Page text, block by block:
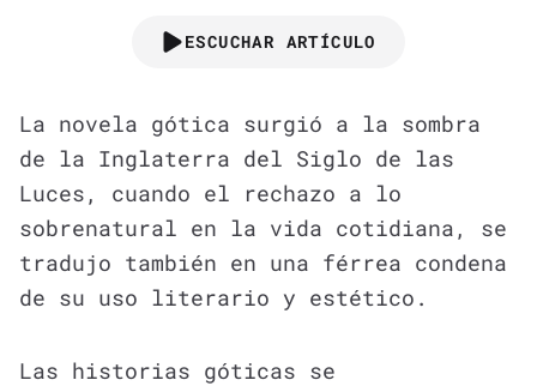
ESCUCHAR ARTÍCULO
La novela gótica surgió a la sombra
de la Inglaterra del Siglo de las
Luces, cuando el rechazo a lo
sobrenatural en la vida cotidiana, se
tradujo también en una férrea condena
de su uso literario y estético.
Las historias góticas se